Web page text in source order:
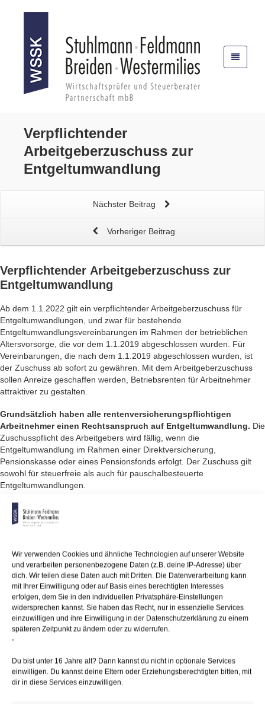
Wir verwenden Cookies und ähnliche Technologien auf unserer Website
und verarbeiten personenbezogene Daten (z.B. deine IP-Adresse) über
dich. Wir teilen diese Daten auch mit Dritten. Die Datenverarbeitung kann
mit Ihrer Einwilligung oder auf Basis eines berechtigten Interesses
erfolgen, dem Sie in den individuellen Privatsphäre-Einstellungen
widersprechen kannst. Sie haben das Recht, nur in essenzielle Services
einzuwilligen und ihre Einwilligung in der Datenschutzerklärung zu einem
späteren Zeitpunkt zu ändern oder zu widerrufen.
-
Du bist unter 16 Jahre alt? Dann kannst du nicht in optionale Services
einwilligen. Du kannst deine Eltern oder Erziehungsberechtigten bitten, mit
dir in diese Services einzuwilligen.
Verpflichtender
Arbeitgeberzuschuss zur
Entgeltumwandlung
Nächster Beitrag
Vorheriger Beitrag
Verpflichtender Arbeitgeberzuschuss zur
Entgeltumwandlung
Ab dem 1.1.2022 gilt ein verpflichtender Arbeitgeberzuschuss für
Entgeltumwandlungen, und zwar für bestehende
Entgeltumwandlungsvereinbarungen im Rahmen der betrieblichen
Altersvorsorge, die vor dem 1.1.2019 abgeschlossen wurden. Für
Vereinbarungen, die nach dem 1.1.2019 abgeschlossen wurden, ist
der Zuschuss ab sofort zu gewähren. Mit dem Arbeitgeberzuschuss
sollen Anreize geschaffen werden, Betriebsrenten für Arbeitnehmer
attraktiver zu gestalten.
Grundsätzlich haben alle rentenversicherungspflichtigen
Arbeitnehmer einen Rechtsanspruch auf Entgeltumwandlung. Die
Zuschusspflicht des Arbeitgebers wird fällig, wenn die
Entgeltumwandlung im Rahmen einer Direktversicherung,
Pensionskasse oder eines Pensionsfonds erfolgt. Der Zuschuss gilt
sowohl für steuerfreie als auch für pauschalbesteuerte
Entgeltumwandlungen.
Der Arbeitgeber muss die Entgeltumwandlung seiner
Arbeitnehmer mit 15 % des umgewandelten Entgelts
Entgeltumwandlung weniger als 15 % an Sozialversicherungsbeiträgen
eingespart, kann der Zuschuss auf die tatsächliche Ersparnis begrenzt
werden (sog. Spitz-Abrechnung).
Der Zuschuss kann auch unabhängig von der Höhe einer solchen
Ersparnis pauschal mit 15 % gewährt werden, um etwa Mehraufwand
für die Lohnbuchhaltung zu vermeiden. Sind anderslautende
Nachteil für den Arbeitnehmer bedeuten.
Bitte beachten Sie!Der Arbeitgeberzuschuss ist ab 1.1.2022 für alle